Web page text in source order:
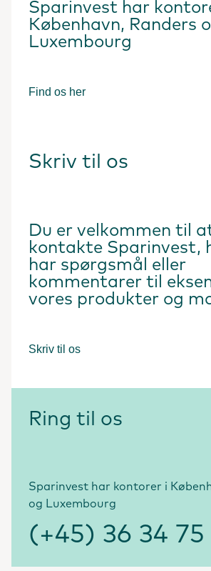
Sparinvest har
København, Randers
Luxembourg
Find os her
Skriv til os
Du er velkommen til
kontakte Sparinvest,
har spørgsmål eller
kommentarer til
vores produkter og
Skriv til os
Ring til os
Sparinvest har kontorer i
og Luxembourg
(+45) 36 34